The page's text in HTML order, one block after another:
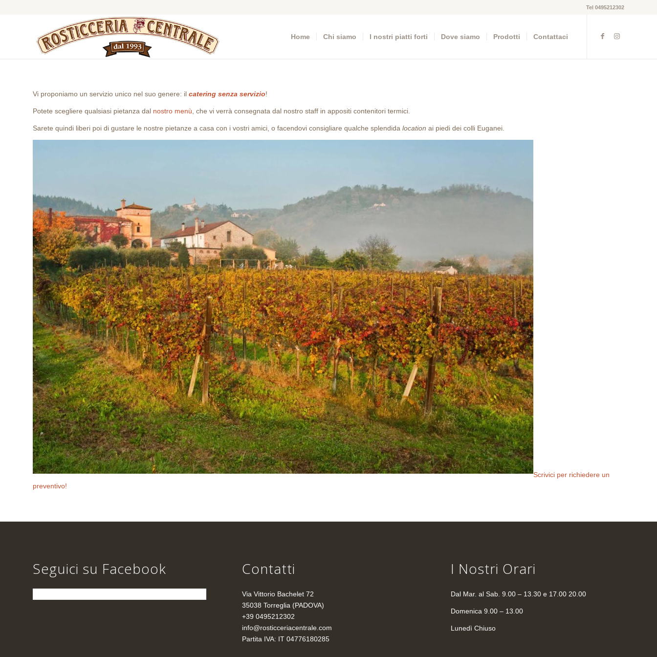
Tel 0495212302
Home Chi siamo I nostri piatti forti Dove siamo Prodotti Contattaci
Vi proponiamo un servizio unico nel suo genere: il catering senza servizio!
Potete scegliere qualsiasi pietanza dal nostro menù , che vi verrà consegnata dal nostro staff in appositi contenitori termici.
Sarete quindi liberi poi di gustare le nostre pietanze a casa con i vostri amici, o facendovi consigliare qualche splendida location ai piedi dei colli Euganei.
Scrivici per richiedere un
preventivo!
Seguici su Facebook Contatti
Via Vittorio Bachelet 72
35038 Torreglia (PADOVA)
+39 0495212302
info@rosticceriacentrale.com
Partita IVA: IT 04776180285
I Nostri Orari
Dal Mar. al Sab. 9.00 – 13.30 e 17.00 20.00
Domenica 9.00 – 13.00
Lunedì Chiuso